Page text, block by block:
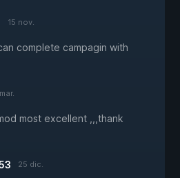
15 nov.
complete campagin with
most excellent ,,,thank
25 dic.